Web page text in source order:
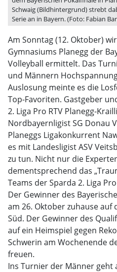
Schwaig (Bildhintergrund) strebt
Serie an in Bayern. (Foto: Fabian
Am Sonntag (12. Oktober)
Gymnasiums Planegg der
Volleyball ermittelt. Das
und Männern
Auslosung meinte es die
Top-Favoriten. Gastgeber
2. Liga Pro RTV Planegg-
Nordbayernligist SG Donau
Planeggs Ligakonkurrent
es mit Landesligist ASV
zu tun. Nicht nur die
dementsprechend das
Teams der Sparda 2. Liga
Der Gewinner des
am 26. Oktober zuhause auf
Süd. Der Gewinner des
auf ein Heimspiel gegen
Schwerin am Wochenende
freuen.
Ins Turnier der Männer geht